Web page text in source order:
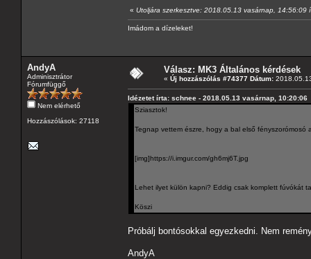
« Utoljára szerkesztve: 2018.05.13 vasárnap, 14:56:09
Imádom a dízeleket!
AndyA
Adminisztrátor
Fórumfüggő
Nem elérhető
Hozzászólások: 27118
Válasz: MK3 Általános kérdések
« Új hozzászólás #74377 Dátum:
Idézetet írta: schnee - 2018.05.13 vasárnap, 10:20:06
Sziasztok!
Tegnap vettem észre, hogy a bal első
[img]https://i.imgur.com/gh6mj6T.jpg
Lehet ilyet külön kapni? Eddig csak komplett fúvókát
Köszi
Próbálj bontósokkal egyezkedni. Nem
AndyA